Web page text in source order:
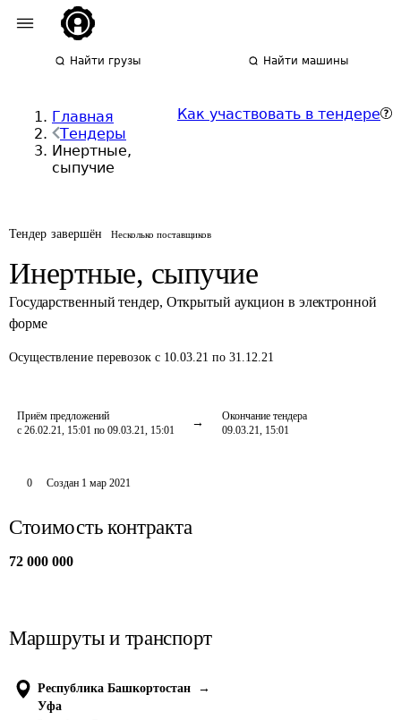
Найти грузы Найти машины
Главная
Тендеры
Инертные,
сыпучие
Как участвовать в тендере
Тендер завершён Несколько поставщиков
Инертные, сыпучие
Государственный тендер, Открытый аукцион в электронной
форме
Осуществление перевозок с 10.03.21 по 31.12.21
Приём предложений
с 26.02.21, 15:01 по 09.03.21, 15:01
Окончание тендера
09.03.21, 15:01
0 Создан 1 мар 2021
Стоимость контракта
72 000 000
Маршруты и транспорт
Республика Башкортостан
→
Уфа